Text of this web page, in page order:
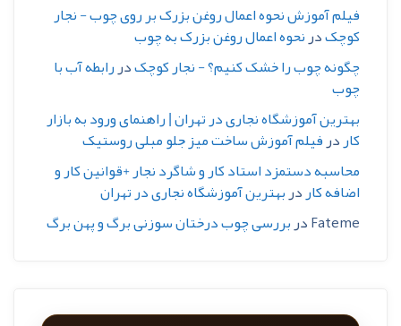
فیلم آموزش نحوه اعمال روغن بزرک بر روی چوب - نجار
کوچکدرنحوه اعمال روغن بزرک به چوب
چگونه چوب را خشک کنیم؟ - نجار کوچکدررابطه آب با
چوب
بهترین آموزشگاه نجاری در تهران | راهنمای ورود به بازار
کاردرفیلم آموزش ساخت میز جلو مبلی روستیک
محاسبه دستمزد استاد کار و شاگرد نجار +قوانین کار و
اضافه کاردربهترین آموزشگاه نجاری در تهران
Fatemeدربررسی چوب درختان سوزنی برگ و پهن برگ